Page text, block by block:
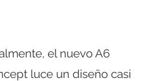
el nuevo A6
luce un diseño casi